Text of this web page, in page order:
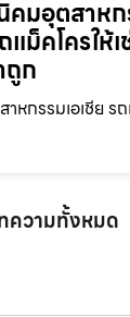
คมอุตสาหก
ม็คโครให้
ถูก
หกรรมเอเชีย ร
ความทั้งหมด